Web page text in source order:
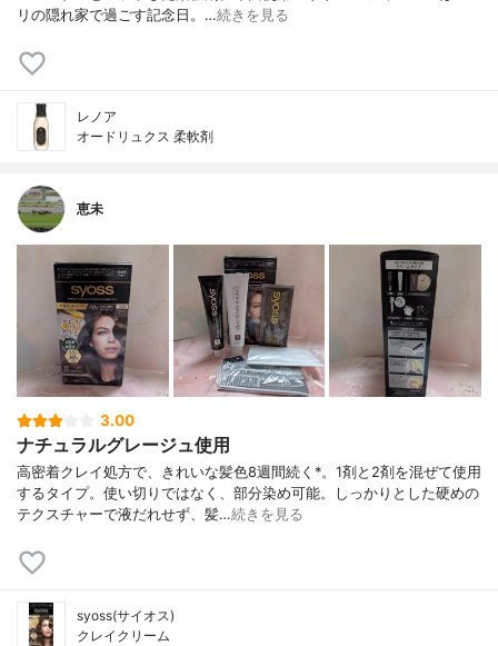
リの隠れ家で過ごす記念日。…続きを見る
レノア
オードリュクス 柔軟剤
恵未
3.00
ナチュラルグレージュ使用
高密着クレイ処方で、きれいな髪色8週間続く*。1剤と2剤を混ぜて使用
するタイプ。使い切りではなく、部分染め可能。しっかりとした硬めの
テクスチャーで液だれせず、髪…続きを見る
syoss(サイオス)
クレイクリーム